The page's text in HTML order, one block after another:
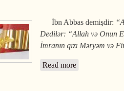
İbn Abbas demişdir:
Dedilər: “Allah və Onun
İmranın qızı Mər­yəm və
Read more